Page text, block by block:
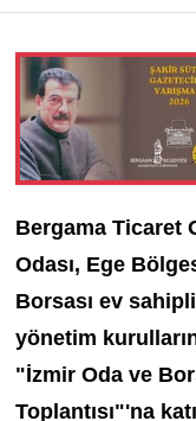
Bergama Ticaret
Odası, Ege
Borsası ev
yönetim
"İzmir Oda ve
Toplantısı"'na